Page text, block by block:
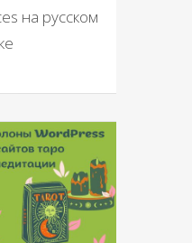
на русском